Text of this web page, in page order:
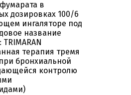
в
дозировках 100/6
ингаляторе под
название
терапия тремя
бронхиальной
контролю